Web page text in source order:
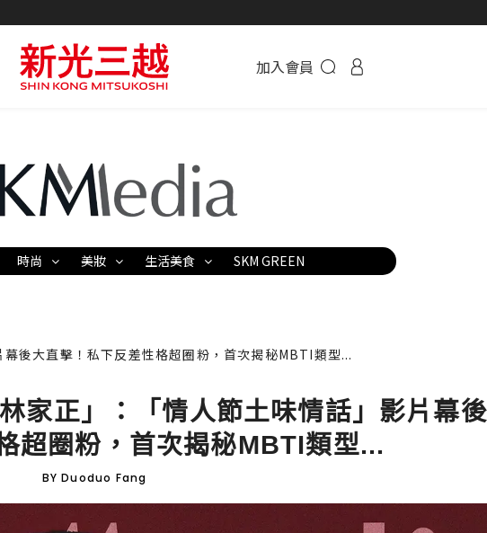
加入會員
時尚 美妝 生活美食 SKM GREEN
後大直擊！私下反差性格超圈粉，首次揭秘MBTI類型...
家正」：「情人節土味情話」影片幕
超圈粉，首次揭秘MBTI類型...
BY Duoduo Fang